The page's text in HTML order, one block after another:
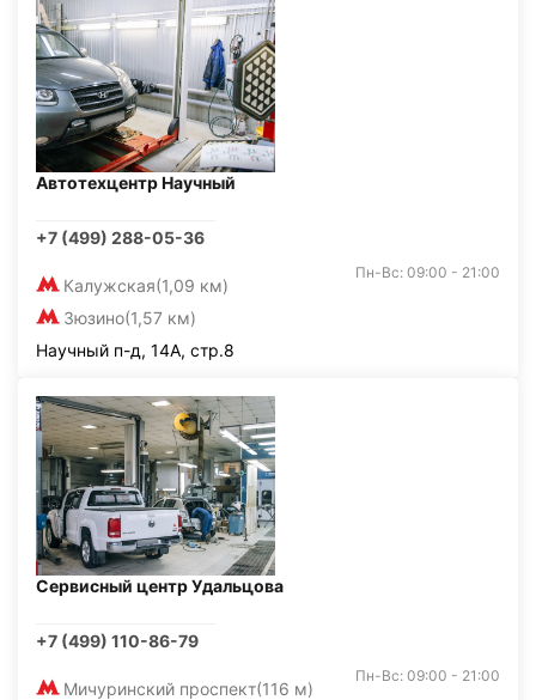
Автотехцентр Научный
+7 (499) 288-05-36
Калужская(1,09 км)
Зюзино(1,57 км)
Пн-Вс: 09:00 - 21:00
Научный п-д, 14А, стр.8
Сервисный центр Удальцова
+7 (499) 110-86-79
Мичуринский проспект(116 м)
Пн-Вс: 09:00 - 21:00